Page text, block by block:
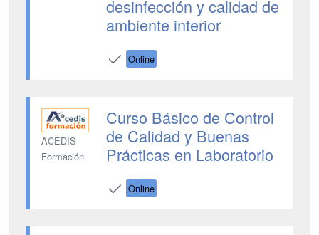
desinfección y calidad de
ambiente interior
Online
ACEDIS
Formación
Curso Básico de Control
de Calidad y Buenas
Prácticas en Laboratorio
Online